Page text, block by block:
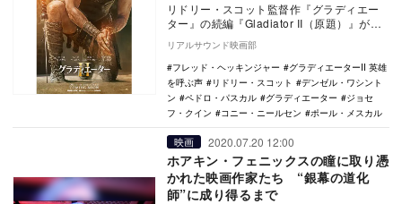
リドリー・スコット監督作『グラディエー
ター』の続編『Gladiator II（原題）』が、
『グラディエーターII』の邦題で202…
リアルサウンド映画部
フレッド・ヘッキンジャー
グラディエーターII 英雄
を呼ぶ声
リドリー・スコット
デンゼル・ワシント
ン
ペドロ・パスカル グラディエーター
ジョセ
フ・クイン
コニー・ニールセン ポール・メスカル
映画 2020.07.20 12:00
ホアキン・フェニックスの瞳に取り憑
かれた映画作家たち “銀幕の道化
師”に成り得るまで